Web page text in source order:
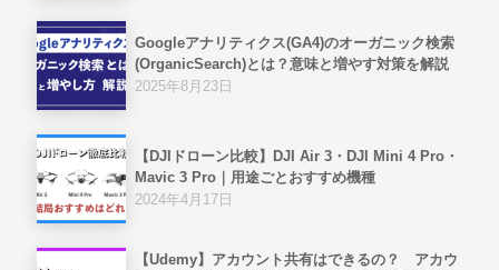
Googleアナリティクス(GA4)のオーガニック検索
(OrganicSearch)とは？意味と増やす対策を解説
2025年8月23日
【DJIドローン比較】DJI Air 3・DJI Mini 4 Pro・
Mavic 3 Pro｜用途ごとおすすめ機種
2024年4月17日
【Udemy】アカウント共有はできるの？ アカウ